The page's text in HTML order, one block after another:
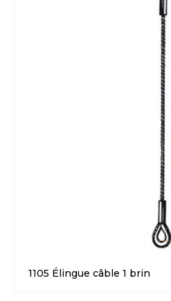
1105 Élingue câble 1 brin